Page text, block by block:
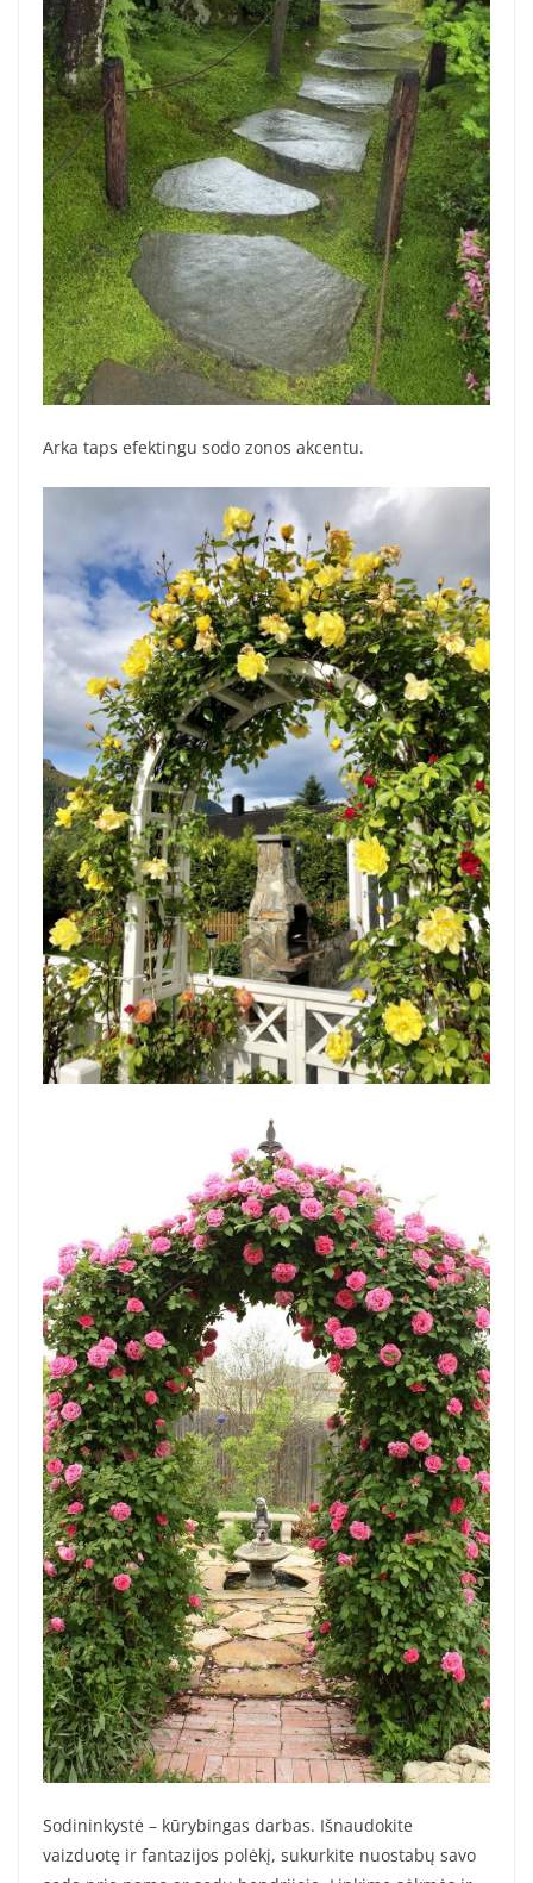
Arka taps efektingu sodo zonos akcentu.
Sodininkystė – kūrybingas darbas. Išnaudokite
vaizduotę ir fantazijos polėkį, sukurkite nuostabų savo